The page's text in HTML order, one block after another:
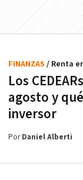
Los
agosto y
inversor
FINANZAS / Renta
PorDaniel Alberti